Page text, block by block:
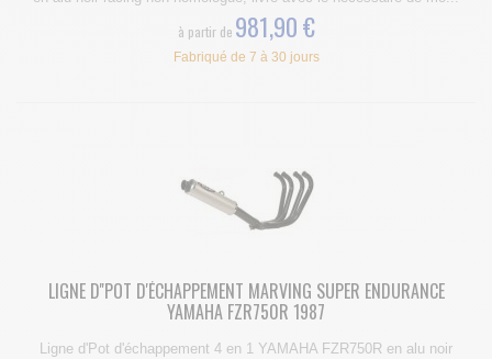
à partir de 981,90 €
Fabriqué de 7 à 30 jours
LIGNE D''POT D'ÉCHAPPEMENT MARVING SUPER ENDURANCE
YAMAHA FZR750R 1987
Ligne d'Pot d'échappement 4 en 1 YAMAHA FZR750R en alu noir